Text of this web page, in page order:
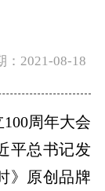
：2021-08-18
周年大会
平总书记发
》原创品牌